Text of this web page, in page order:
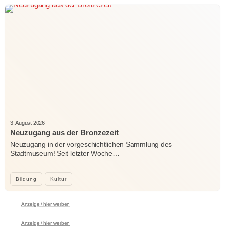
Bildung Kultur
3. August 2026
Neuzugang aus der Bronzezeit
Neuzugang in der vorgeschichtlichen Sammlung des
Stadtmuseum! Seit letzter Woche…
Anzeige / hier werben
Anzeige / hier werben